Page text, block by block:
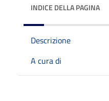
INDICE DELLA PAGINA
Descrizione
A cura di